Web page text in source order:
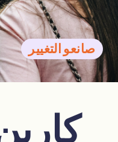
صانعو التغيير